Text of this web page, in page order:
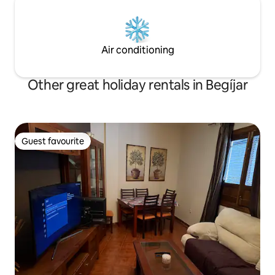
Air conditioning
Other great holiday rentals in Begíjar
Guest favourite
Guest favourite